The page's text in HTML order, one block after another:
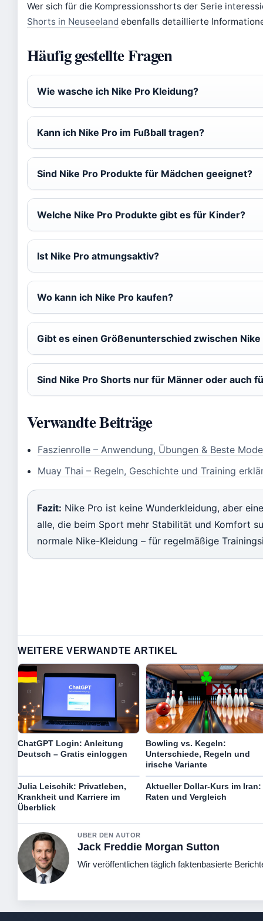
Wer sich für die Kompressionsshorts der Serie
Shorts in Neuseeland ebenfalls detaillierte
Häufig gestellte Fragen
Wie wasche ich Nike Pro Kleidung?
Kann ich Nike Pro im Fußball tragen?
Sind Nike Pro Produkte für Mädchen geeignet?
Welche Nike Pro Produkte gibt es für Kinder?
Ist Nike Pro atmungsaktiv?
Wo kann ich Nike Pro kaufen?
Gibt es einen Größenunterschied zwischen
Sind Nike Pro Shorts nur für Männer oder auch
Verwandte Beiträge
Faszienrolle – Anwendung, Übungen & Beste
Muay Thai – Regeln, Geschichte und Training
Fazit: Nike Pro ist keine Wunderkleidung, aber
alle, die beim Sport mehr Stabilität und Komfort
normale Nike-Kleidung – für regelmäßige
WEITERE VERWANDTE ARTIKEL
ChatGPT Login: Anleitung
Deutsch – Gratis einloggen
Bowling vs. Kegeln:
Unterschiede, Regeln und
irische Variante
Julia Leischik: Privatleben,
Krankheit und Karriere im
Überblick
Aktueller Dollar-Kurs im Iran:
Raten und Vergleich
UBER DEN AUTOR
Jack Freddie Morgan Sutton
Wir veröffentlichen täglich faktenbasierte